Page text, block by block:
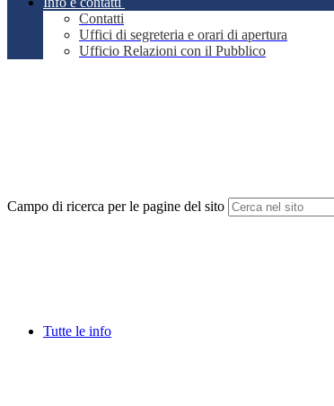
Contatti
Uffici di segreteria e orari di apertura
Ufficio Relazioni con il Pubblico
Campo di ricerca per le pagine del sito
Tutte le info